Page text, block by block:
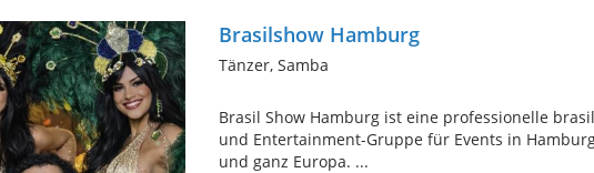
Brasilshow Hamburg
Tänzer, Samba
Brasil Show Hamburg ist eine professionelle
und Entertainment-Gruppe für Events in
und ganz Europa. ...